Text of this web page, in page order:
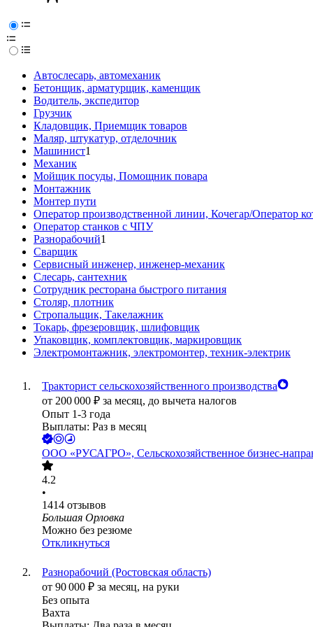
Автослесарь, автомеханик
Бетонщик, арматурщик, каменщик
Водитель, экспедитор
Грузчик
Кладовщик, Приемщик товаров
Маляр, штукатур, отделочник
Машинист1
Механик
Мойщик посуды, Помощник повара
Монтажник
Монтер пути
Оператор производственной линии, Кочегар/Оператор
Оператор станков с ЧПУ
Разнорабочий1
Сварщик
Сервисный инженер, инженер-механик
Слесарь, сантехник
Сотрудник ресторана быстрого питания
Столяр, плотник
Стропальщик, Такелажник
Токарь, фрезеровщик, шлифовщик
Упаковщик, комплектовщик, маркировщик
Электромонтажник, электромонтер, техник-электрик
Тракторист сельскохозяйственного производства
от 200 000 ₽ за месяц, до вычета налогов
Опыт 1-3 года
Выплаты: Раз в месяц
ООО «РУСАГРО», Сельскохозяйственное бизнес-
4.2
•
1414 отзывов
Большая Орловка
Можно без резюме
Откликнуться
Разнорабочий (Ростовская область)
от 90 000 ₽ за месяц, на руки
Без опыта
Вахта